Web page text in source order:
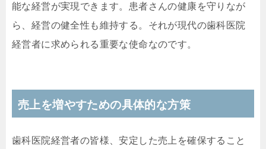
能な経営が実現できます。患者さんの健康を守りなが
ら、経営の健全性も維持する。それが現代の歯科医院
経営者に求められる重要な使命なのです。
売上を増やすための具体的な方策
歯科医院経営者の皆様、安定した売上を確保すること